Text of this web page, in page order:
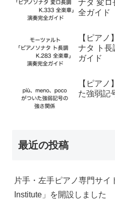
ナタ 変ロ
全ガイド
【ピア
ナタ ト長
ガイド
【ピア
た強弱記
最近の投稿
片手・左手ピアノ専門サイ
Institute」を開設しました